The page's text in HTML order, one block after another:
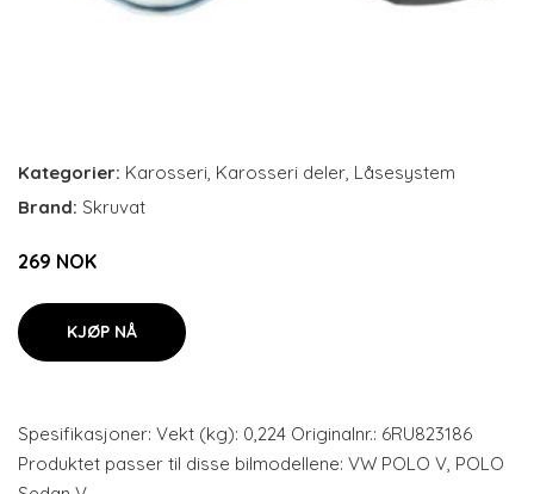
Kategorier: Karosseri, Karosseri deler, Låsesystem
Brand: Skruvat
269 NOK
KJØP NÅ
Spesifikasjoner: Vekt (kg): 0,224 Originalnr.: 6RU823186
Produktet passer til disse bilmodellene: VW POLO V, POLO